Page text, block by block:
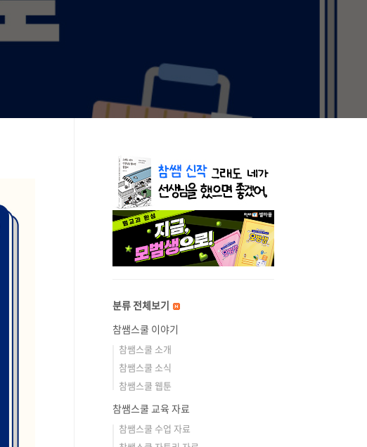
분류 전체보기
참쌤스쿨 이야기
참쌤스쿨 소개
참쌤스쿨 소식
참쌤스쿨 웹툰
참쌤스쿨 교육 자료
참쌤스쿨 수업 자료